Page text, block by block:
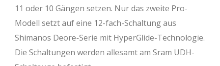
11 oder 10 Gängen setzen. Nur das zweite Pro-
Modell setzt auf eine 12-fach-Schaltung aus
Shimanos Deore-Serie mit HyperGlide-Technologie.
Die Schaltungen werden allesamt am Sram UDH-